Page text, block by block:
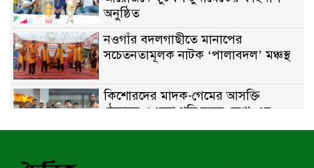
অনুষ্ঠিত
নওগাঁর বদলগাছীতে মানাপের
সচেতনতামূলক নাটক ‘পালাবদল’ মঞ্চস্থ
কিশোরদের মাদক-গেমের আসক্তি
ঠেকাতে, ‘এসো গড়ি নতুন দেশ’-এর
ফুটবল বিতরণ